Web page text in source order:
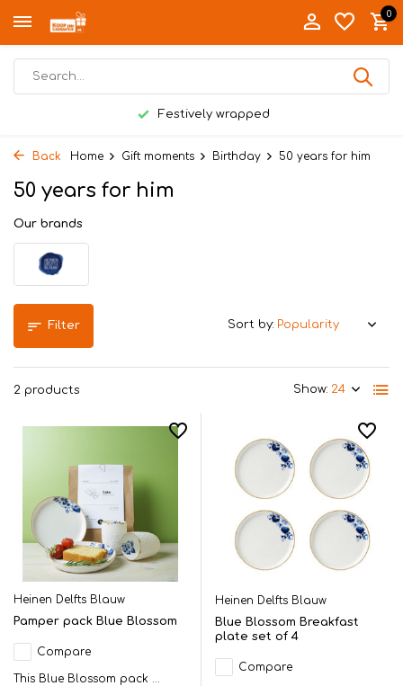
0
Festively wrapped
Back Home Gift moments Birthday 50 years for him
50 years for him
Our brands
Filter
2 products Show:
Sort by:
Heinen Delfts Blauw
Pamper pack Blue Blossom
Compare
This Blue Blossom pack ...
Heinen Delfts Blauw
Blue Blossom Breakfast
plate set of 4
Compare